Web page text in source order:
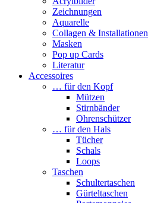
Zeichnungen
Aquarelle
Collagen & Installationen
Masken
Pop up Cards
Literatur
Accessoires
… für den Kopf
Mützen
Stirnbänder
Ohrenschützer
… für den Hals
Tücher
Schals
Loops
Taschen
Schultertaschen
Gürteltaschen